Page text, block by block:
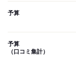
予算
予算
（口コミ集計）